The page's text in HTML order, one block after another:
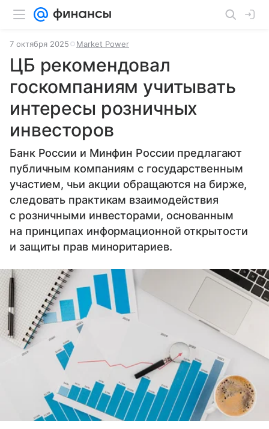
7 октября 2025 Market Power
ЦБ рекомендовал
госкомпаниям учитывать
интересы розничных
инвесторов
Банк России и Минфин России предлагают
публичным компаниям с государственным
участием, чьи акции обращаются на бирже,
следовать практикам взаимодействия
с розничными инвесторами, основанным
на принципах информационной открытости
и защиты прав миноритариев.